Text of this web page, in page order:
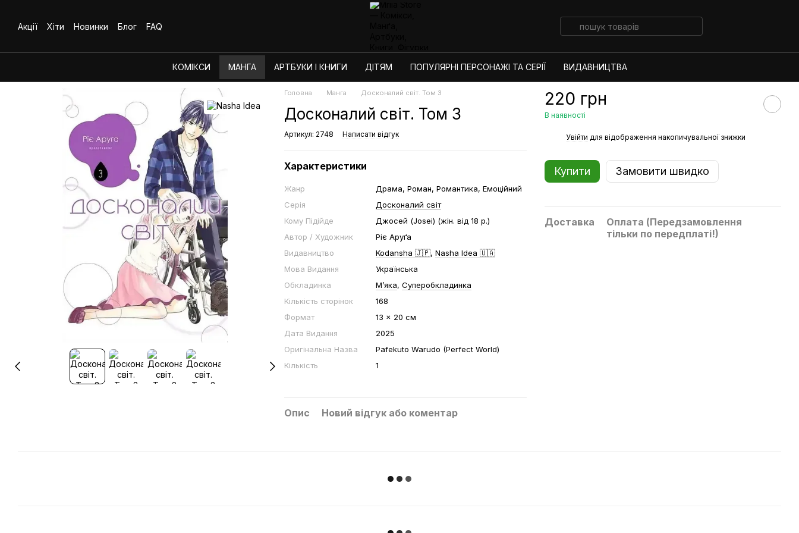
Акції
Хіти Новинки Блог FAQ
КОМІКСИ МАНГА АРТБУКИ І КНИГИ ДІТЯМ ПОПУЛЯРНІ ПЕРСОНАЖІ ТА СЕРІЇ ВИДАВНИЦТВА
Головна Манга Досконалий світ. Том 3
Досконалий світ. Том 3
Артикул: 2748 Написати відгук
Характеристики
Жанр
Драма, Роман, Романтика, Емоційний
Серія
Досконалий світ
Кому Підійде
Джосей (Josei) (жін. від 18 р.)
Автор / Художник
Ріє Аруґа
Видавництво
Kodansha 🇯🇵, Nasha Idea 🇺🇦
Мова Видання
Українська
Обкладинка
Мʼяка, Суперобкладинка
Кількість сторінок
168
Формат
13 x 20 cм
Дата Видання
2025
Оригінальна Назва
Pafekuto Warudo (Perfect World)
Кількість
1
Опис Новий відгук або коментар
220 грн
В наявності
Увійти для відображення накопичувальної знижки
Купити Замовити швидко
Доставка
Оплата (Передзамовлення
тільки по передплаті!)